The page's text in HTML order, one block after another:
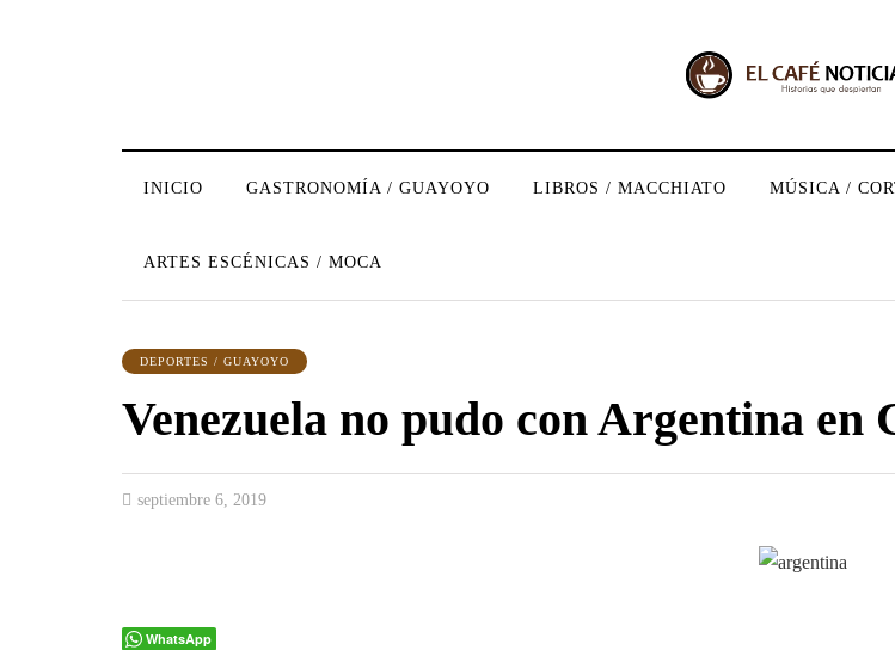
INICIO GASTRONOMÍA / GUAYOYO LIBROS / MACCHIATO MÚSICA /
ARTES ESCÉNICAS / MOCA
DEPORTES / GUAYOYO
Venezuela no pudo con Argentina en
septiembre 6, 2019
WhatsApp